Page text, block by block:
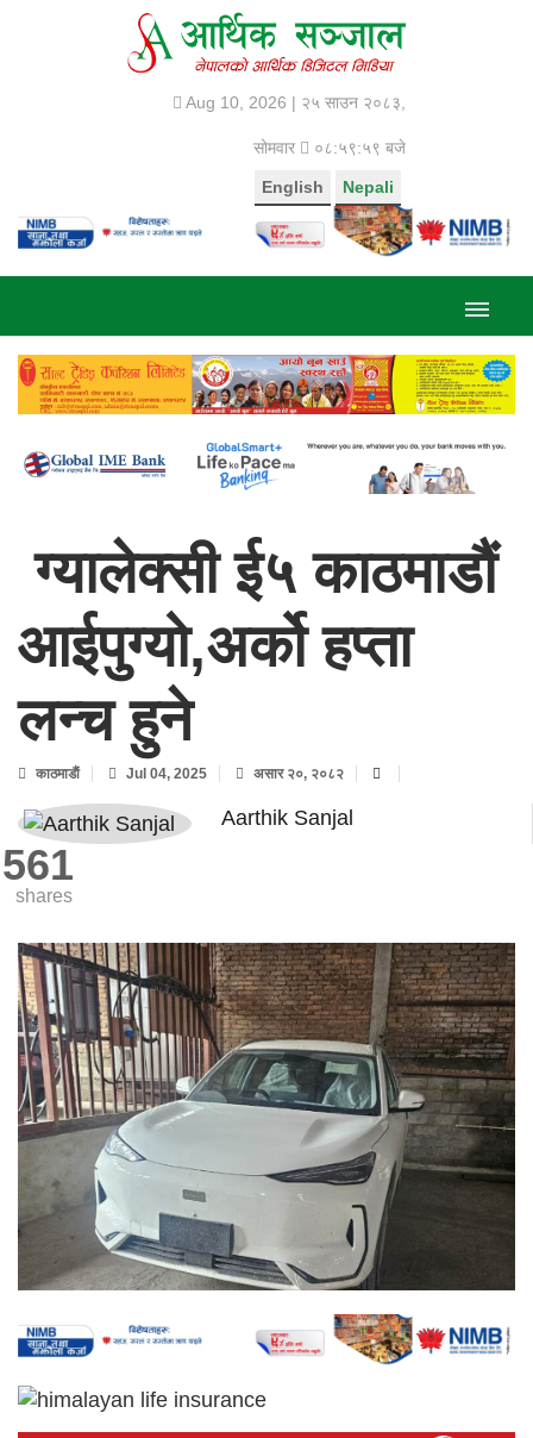
Aug 10, 2026 | २५ साउन २०८३,
सोमवार ०८:५९:५९ बजे
Nepali
English
ग्यालेक्सी ई५ काठमाडौं
आईपुग्यो,अर्को हप्ता
लन्च हुने
काठमाडाैं Jul 04, 2025 असार २०, २०८२
Aarthik Sanjal
561
shares